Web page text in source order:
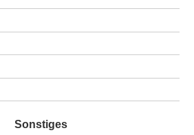
Sonstiges